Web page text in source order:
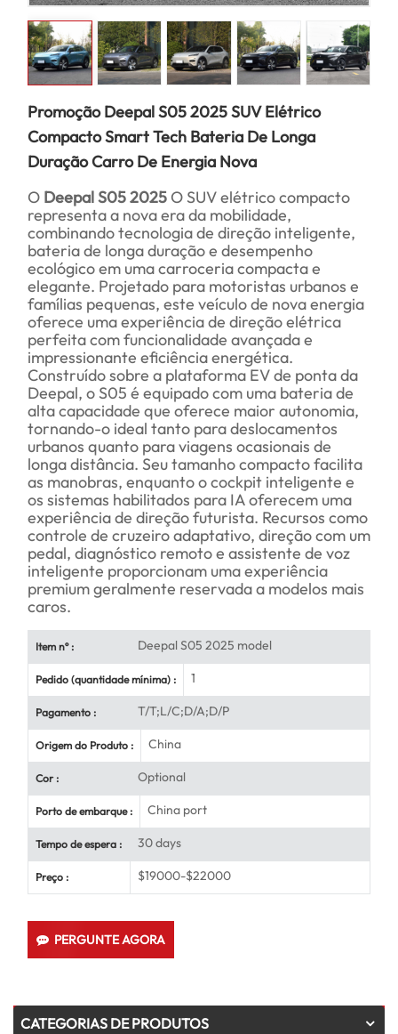
Promoção Deepal S05 2025 SUV Elétrico
Compacto Smart Tech Bateria De Longa
Duração Carro De Energia Nova
O Deepal S05 2025 O SUV elétrico compacto
representa a nova era da mobilidade,
combinando tecnologia de direção inteligente,
bateria de longa duração e desempenho
ecológico em uma carroceria compacta e
elegante. Projetado para motoristas urbanos e
famílias pequenas, este veículo de nova energia
oferece uma experiência de direção elétrica
perfeita com funcionalidade avançada e
impressionante eficiência energética.
Construído sobre a plataforma EV de ponta da
Deepal, o S05 é equipado com uma bateria de
alta capacidade que oferece maior autonomia,
tornando-o ideal tanto para deslocamentos
urbanos quanto para viagens ocasionais de
longa distância. Seu tamanho compacto facilita
as manobras, enquanto o cockpit inteligente e
os sistemas habilitados para IA oferecem uma
experiência de direção futurista. Recursos como
controle de cruzeiro adaptativo, direção com um
pedal, diagnóstico remoto e assistente de voz
inteligente proporcionam uma experiência
premium geralmente reservada a modelos mais
caros.
Item nº : Deepal S05 2025 model
Pedido (quantidade mínima) : 1
Pagamento : T/T;L/C;D/A;D/P
Origem do Produto : China
Cor : Optional
Porto de embarque : China port
Tempo de espera : 30 days
Preço : $19000-$22000
PERGUNTE AGORA
CATEGORIAS DE PRODUTOS